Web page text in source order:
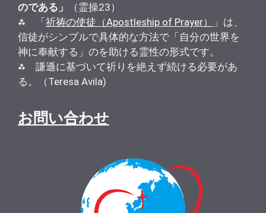
のである」
（霊操23）
⁂ 「祈祷の使徒（Apostleship of Prayer）
」は、
信徒がシンプルで具体的な方法で「自分の世界を
神に奉献する」のを助ける霊性の形式です。
⁂ 謙遜に基づいて祈りを絶えず続ける必要があ
る。（Teresa Avila)
お問い合わせ